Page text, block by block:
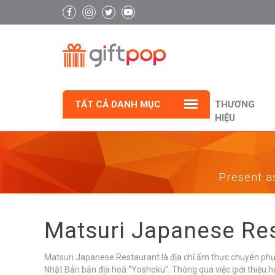
TẤT CẢ DANH MỤC
THƯƠNG
HIỆU
Present
Matsuri Japanese
Matsuri Japanese Restaurant là địa chỉ ẩm thực chuyên
Nhật Bản bản địa hoá “Yoshoku”. Thông qua việc giới